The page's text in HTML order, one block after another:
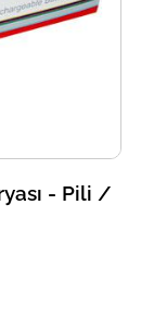
- Pili /